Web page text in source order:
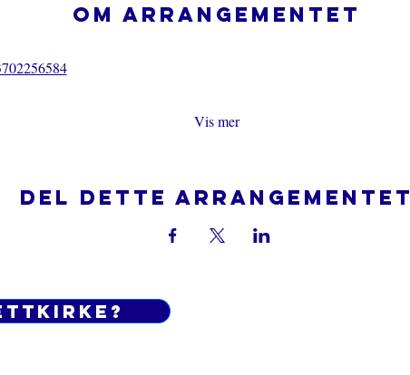
Om arrangementet
Vis mer
Del dette arrangementet